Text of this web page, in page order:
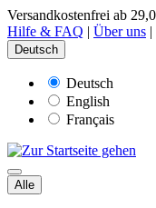
Versandkostenfrei ab
Hilfe & FAQ | Über uns |
Deutsch
Deutsch
English
Français
Alle